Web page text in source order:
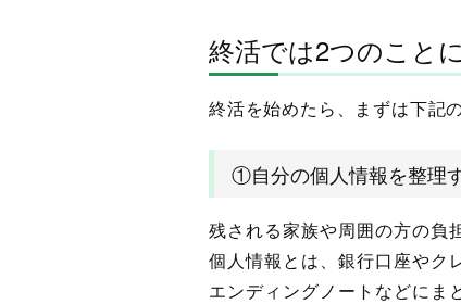
終活では2つのこと
終活を始めたら、まずは下記
①自分の個人情報を整理
残される家族や周囲の方の負
個人情報とは、銀行口座やク
エンディングノートなどにま